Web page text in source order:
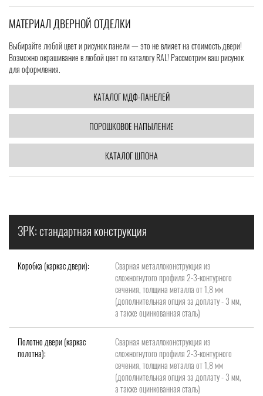
МАТЕРИАЛ ДВЕРНОЙ ОТДЕЛКИ
Выбирайте любой цвет и рисунок панели — это не влияет на стоимость двери!
Возможно окрашивание в любой цвет по каталогу RAL! Рассмотрим ваш рисунок
для оформления.
КАТАЛОГ МДФ-ПАНЕЛЕЙ
ПОРОШКОВОЕ НАПЫЛЕНИЕ
КАТАЛОГ ШПОНА
ЗРК: стандартная конструкция
Коробка (каркас двери):
Сварная металлоконструкция из
сложногнутого профиля 2-3-контурного
сечения, толщина металла от 1,8 мм
(дополнительная опция за доплату - 3 мм,
а также оцинкованная сталь)
Полотно двери (каркас
полотна):
Сварная металлоконструкция из
сложногнутого профиля 2-3-контурного
сечения, толщина металла от 1,8 мм
(дополнительная опция за доплату - 3 мм,
а также оцинкованная сталь)